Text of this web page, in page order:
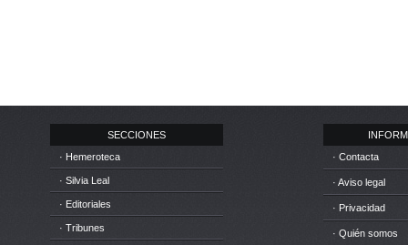
SECCIONES
· Hemeroteca
· Silvia Leal
· Editoriales
· Tribunes
· Contacta
· Aviso legal
· Privacidad
· Quién somos